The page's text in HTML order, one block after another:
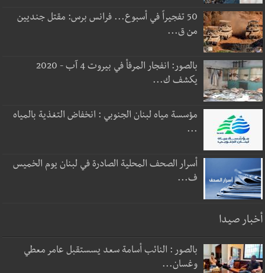
50 تفجيراً في أسبوع... فرانس برس: مقتل جنديين
من ق...
بالصور: انفجار المرفأ في بيروت 4 آب - 2020
يكشف ك...
مؤسسة مياه لبنان الجنوبي : انخفاض التغذية بالمياه
...
أسرار الصحف المحلية الصادرة في لبنان يوم الخميس
ف...
أخبار صيدا
بالصور : النائب أسامة سعد يسستقبل عامر معطي
وغسان...